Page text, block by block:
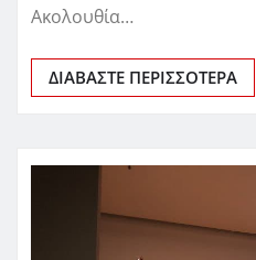
Ακολουθία…
ΔΙΑΒΆΣΤΕ ΠΕΡΙΣΣΌΤΕΡΑ